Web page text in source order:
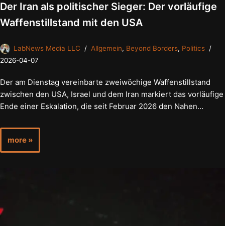
Der Iran als politischer Sieger: Der vorläufige
Waffenstillstand mit den USA
LabNews Media LLC Allgemein, Beyond Borders, Politics
2026-04-07
Der am Dienstag vereinbarte zweiwöchige Waffenstillstand
zwischen den USA, Israel und dem Iran markiert das vorläufige
Ende einer Eskalation, die seit Februar 2026 den Nahen…
more »